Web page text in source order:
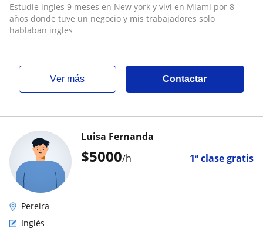
Estudie ingles 9 meses en New york y vivi en Miami por 8
años donde tuve un negocio y mis trabajadores solo
hablaban ingles
ver más Contactar
$5000/h 1ª clase gratis
Luisa Fernanda
Pereira
Inglés